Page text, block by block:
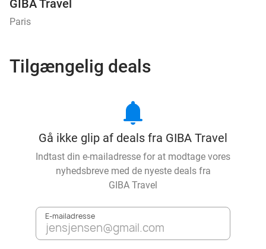
GIBA Travel
Paris
Tilgængelig deals
notifications
Gå ikke glip af deals fra GIBA Travel
Indtast din e-mailadresse for at modtage vores
nyhedsbreve med de nyeste deals fra
GIBA Travel
E-mailadresse